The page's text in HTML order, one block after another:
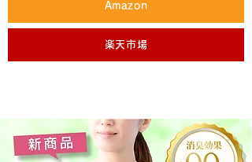
Amazon
楽天市場